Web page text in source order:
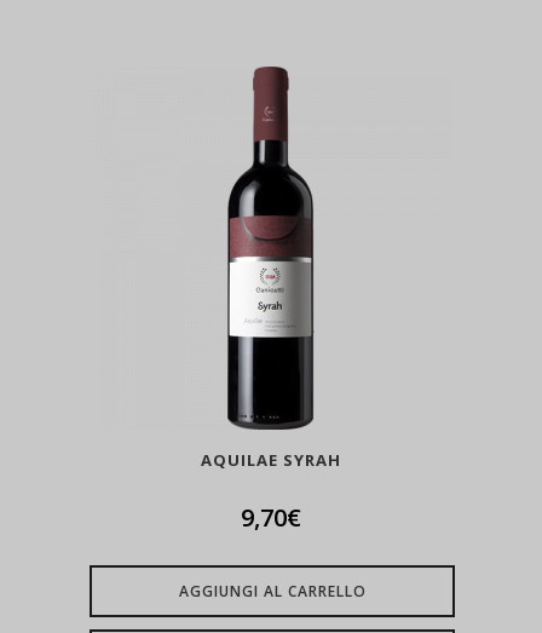
AQUILAE SYRAH
9,70€
AGGIUNGI AL CARRELLO